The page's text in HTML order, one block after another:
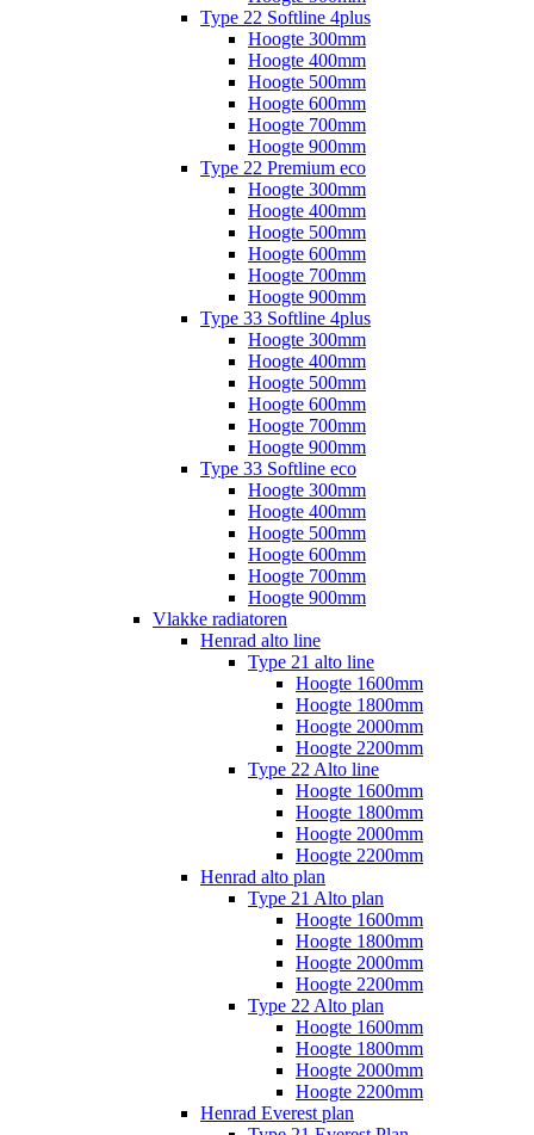
Type 22 Softline 4plus
Hoogte 300mm
Hoogte 400mm
Hoogte 500mm
Hoogte 600mm
Hoogte 700mm
Hoogte 900mm
Type 22 Premium eco
Hoogte 300mm
Hoogte 400mm
Hoogte 500mm
Hoogte 600mm
Hoogte 700mm
Hoogte 900mm
Type 33 Softline 4plus
Hoogte 300mm
Hoogte 400mm
Hoogte 500mm
Hoogte 600mm
Hoogte 700mm
Hoogte 900mm
Type 33 Softline eco
Hoogte 300mm
Hoogte 400mm
Hoogte 500mm
Hoogte 600mm
Hoogte 700mm
Hoogte 900mm
Vlakke radiatoren
Henrad alto line
Type 21 alto line
Hoogte 1600mm
Hoogte 1800mm
Hoogte 2000mm
Hoogte 2200mm
Type 22 Alto line
Hoogte 1600mm
Hoogte 1800mm
Hoogte 2000mm
Hoogte 2200mm
Henrad alto plan
Type 21 Alto plan
Hoogte 1600mm
Hoogte 1800mm
Hoogte 2000mm
Hoogte 2200mm
Type 22 Alto plan
Hoogte 1600mm
Hoogte 1800mm
Hoogte 2000mm
Hoogte 2200mm
Henrad Everest plan